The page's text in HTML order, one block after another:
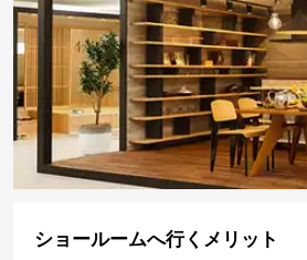
ショールームへ行くメリット